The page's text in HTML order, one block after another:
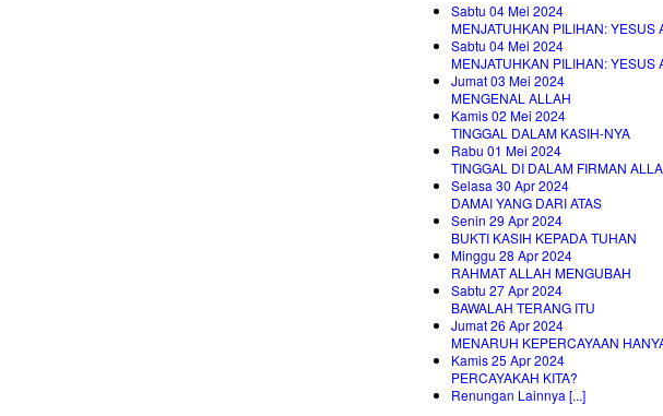
Sabtu 04 Mei 2024
MENJATUHKAN PILIHAN: YESUS
Sabtu 04 Mei 2024
MENJATUHKAN PILIHAN: YESUS
Jumat 03 Mei 2024
MENGENAL ALLAH
Kamis 02 Mei 2024
TINGGAL DALAM KASIH-NYA
Rabu 01 Mei 2024
TINGGAL DI DALAM FIRMAN
Selasa 30 Apr 2024
DAMAI YANG DARI ATAS
Senin 29 Apr 2024
BUKTI KASIH KEPADA TUHAN
Minggu 28 Apr 2024
RAHMAT ALLAH MENGUBAH
Sabtu 27 Apr 2024
BAWALAH TERANG ITU
Jumat 26 Apr 2024
MENARUH KEPERCAYAAN
Kamis 25 Apr 2024
PERCAYAKAH KITA?
Renungan Lainnya [...]